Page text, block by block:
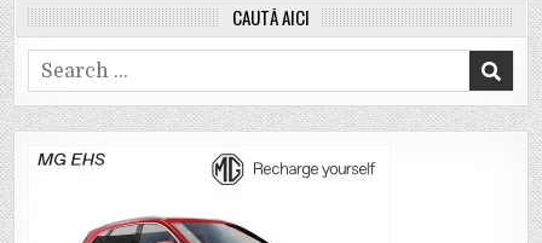
CAUTĂ AICI
Search
for: